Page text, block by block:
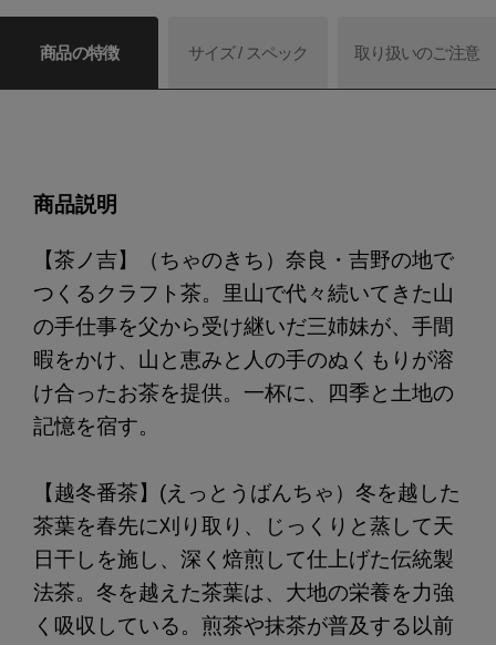
商品の特徴 サイズ / スペック 取り扱いのご注意
商品説明
【茶ノ吉】（ちゃのきち）奈良・吉野の地で
つくるクラフト茶。里山で代々続いてきた山
の手仕事を父から受け継いだ三姉妹が、手間
暇をかけ、山と恵みと人の手のぬくもりが溶
け合ったお茶を提供。一杯に、四季と土地の
記憶を宿す。
【越冬番茶】(えっとうばんちゃ）冬を越した
茶葉を春先に刈り取り、じっくりと蒸して天
日干しを施し、深く焙煎して仕上げた伝統製
法茶。冬を越えた茶葉は、大地の栄養を力強
く吸収している。煎茶や抹茶が普及する以前